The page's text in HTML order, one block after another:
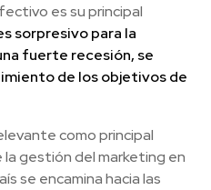
es su principal
sorpresivo para la
fuerte recesión, se
de los objetivos de
como principal
gestión del marketing en
se encamina hacia las